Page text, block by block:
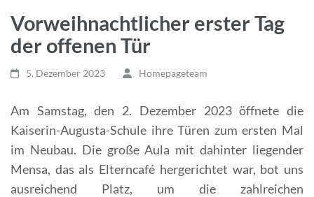
Vorweihnachtlicher erster Tag
der offenen Tür
5. Dezember 2023 Homepageteam
Am Samstag, den 2. Dezember 2023 öffnete die
Kaiserin-Augusta-Schule ihre Türen zum ersten Mal
im Neubau. Die große Aula mit dahinter liegender
Mensa, das als Elterncafé hergerichtet war, bot uns
ausreichend Platz, um die zahlreichen